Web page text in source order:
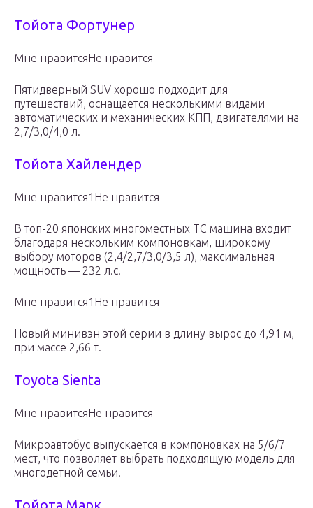
Тойота Фортунер
Мне нравитсяНе нравится
Пятидверный SUV хорошо подходит для
путешествий, оснащается несколькими видами
автоматических и механических КПП, двигателями на
2,7/3,0/4,0 л.
Тойота Хайлендер
Мне нравится1Не нравится
В топ-20 японских многоместных ТС машина входит
благодаря нескольким компоновкам, широкому
выбору моторов (2,4/2,7/3,0/3,5 л), максимальная
мощность — 232 л.с.
Мне нравится1Не нравится
Новый минивэн этой серии в длину вырос до 4,91 м,
при массе 2,66 т.
Toyota Sienta
Мне нравитсяНе нравится
Микроавтобус выпускается в компоновках на 5/6/7
мест, что позволяет выбрать подходящую модель для
многодетной семьи.